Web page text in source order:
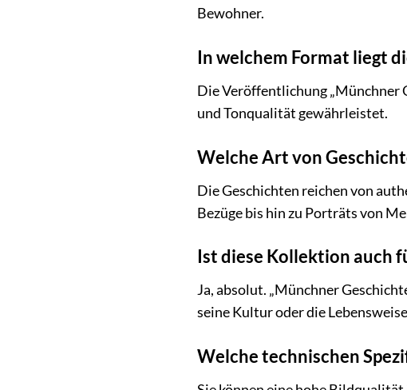
Bewohner.
In welchem Format liegt
Die Veröffentlichung „Münchner
und Tonqualität gewährleistet.
Welche Art von
Die Geschichten reichen von
Bezüge bis hin zu Porträts von
Ist diese Kollektion auch
Ja, absolut. „Münchner
seine Kultur oder die
Welche technischen